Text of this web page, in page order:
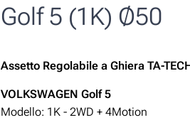
Golf 5 (1K) Ø50
Assetto Regolabilea Ghiera TA-
VOLKSWAGENGolf5
Modello: 1K - 2WD +4Motion